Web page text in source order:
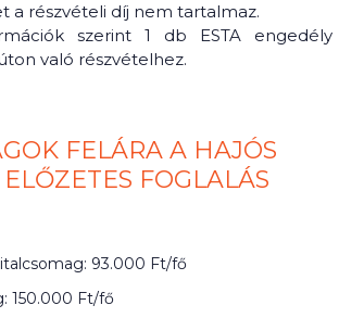
a részvételi díj nem tartalmaz.
szerint 1 db ESTA engedély
való részvételhez.
FELÁRA A HAJÓS
FOGLALÁS
93.000 Ft/fő
150.000 Ft/fő